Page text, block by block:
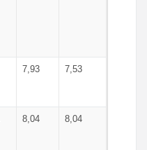
7,93 7,53
8,04 8,04